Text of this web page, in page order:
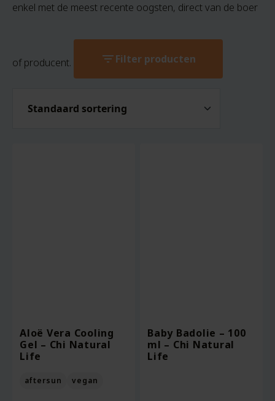
enkel met de meest recente oogsten, direct van de boer
of producent. filter_listFilter producten
Aloë Vera Cooling
Gel – Chi Natural
Life
aftersun vegan
Baby Badolie – 100
ml – Chi Natural
Life